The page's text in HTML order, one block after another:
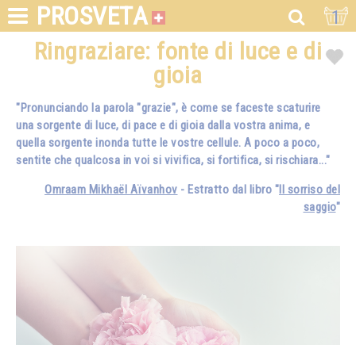
PROSVETA 1
Ringraziare: fonte di luce e di
gioia
"Pronunciando la parola "grazie", è come se faceste scaturire
una sorgente di luce, di pace e di gioia dalla vostra anima, e
quella sorgente inonda tutte le vostre cellule. A poco a poco,
sentite che qualcosa in voi si vivifica, si fortifica, si rischiara..."
Omraam Mikhaël Aïvanhov - Estratto dal libro " Il sorriso del
saggio"